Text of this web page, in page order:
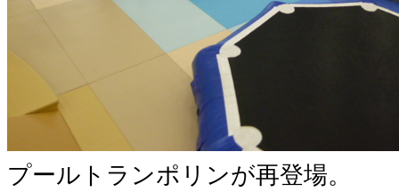
プールトランポリンが再登場。